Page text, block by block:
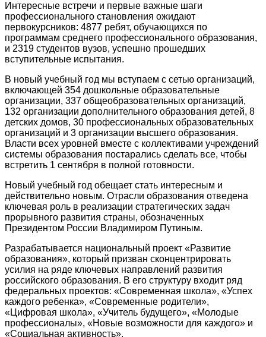
Интересные встречи и первые важные шаги
профессионального становления ожидают
первокурсников: 4877 ребят, обучающихся по
программам среднего профессионального образования,
и 2319 студентов вузов, успешно прошедших
вступительные испытания.
В новый учебный год мы вступаем с сетью организаций,
включающей 354 дошкольные образовательные
организации, 337 общеобразовательных организаций,
132 организации дополнительного образования детей, 8
детских домов, 30 профессиональных образовательных
организаций и 3 организации высшего образования.
Власти всех уровней вместе с коллективами учреждений
системы образования постарались сделать все, чтобы
встретить 1 сентября в полной готовности.
Новый учебный год обещает стать интересным и
действительно новым. Отрасли образования отведена
ключевая роль в реализации стратегических задач
прорывного развития страны, обозначенных
Президентом России Владимиром Путиным.
Разрабатывается национальный проект «Развитие
образования», который призван сконцентрировать
усилия на ряде ключевых направлений развития
российского образования. В его структуру входит ряд
федеральных проектов: «Современная школа», «Успех
каждого ребенка», «Современные родители»,
«Цифровая школа», «Учитель будущего», «Молодые
профессионалы», «Новые возможности для каждого» и
«Социальная активность».